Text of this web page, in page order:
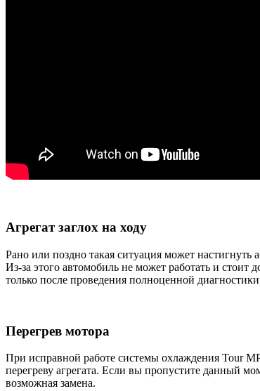
Агрегат заглох на ходу
Рано или поздно такая ситуация может
Из-за этого автомобиль не может работать и стоит
только после проведения полноценной
Перегрев мотора
При исправной работе системы охлаждения Tour
перегреву агрегата. Если вы пропустите данный
возможная замена.